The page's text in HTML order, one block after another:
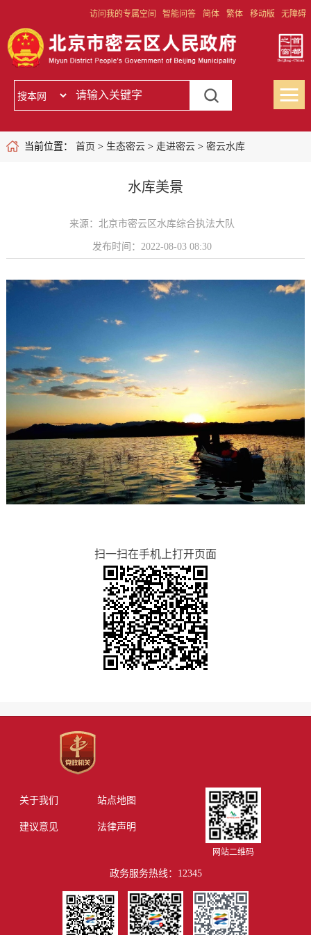
访问我的专属空间 智能问答 简体 繁体 移动版 无障碍
当前位置： 首页 > 生态密云> 走进密云> 密云水库
水库美景
来源：北京市密云区水库综合执法大队
发布时间：2022-08-03 08:30
扫一扫在手机上打开页面
关于我们 站点地图
建议意见 法律声明
网站二维码
政务服务热线：12345